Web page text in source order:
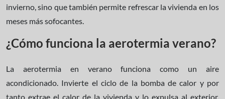
invierno, sino que también permite refrescar la vivienda en los
meses más sofocantes.
¿Cómo funciona la aerotermia verano?
La aerotermia en verano funciona como un aire
acondicionado. Invierte el ciclo de la bomba de calor y por
tanto extrae el calor de la vivienda y lo expulsa al exterior,